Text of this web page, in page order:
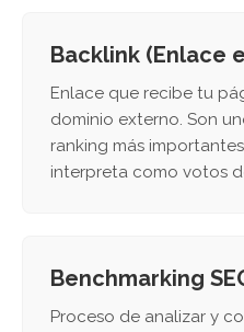
Backlink (Enlace
Enlace que recibe tu
dominio externo. Son
ranking más
interpreta como votos
Benchmarking
Proceso de analizar y